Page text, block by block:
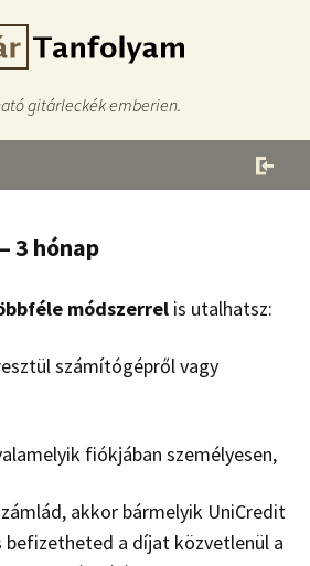
gitárleckék emberien.
3 hónap
módszerrel is utalhatsz:
számítógépről vagy
fiókjában személyesen,
akkor bármelyik UniCredit
befizetheted a díjat közvetlenül a